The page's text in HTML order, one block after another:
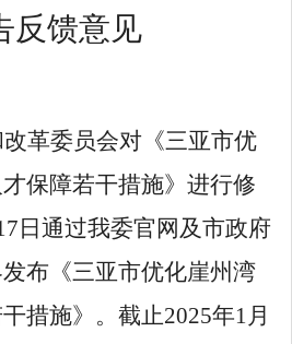
反馈意见
革委员会对《三亚市优
保障若干措施》 进行修
日通过我委官网及市政府
布 《三亚市优化崖州湾
措施》。截止2025年1 月